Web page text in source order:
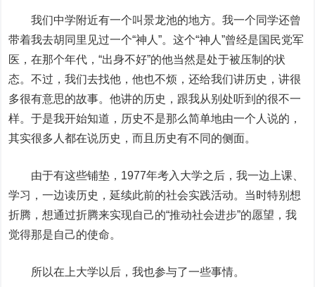
我们中学附近有一个叫景龙池的地方。我一个同学还曾
带着我去胡同里见过一个“神人”。这个“神人”曾经是国民党军
医，在那个年代，“出身不好”的他当然是处于被压制的状
态。不过，我们去找他，他也不烦，还给我们讲历史，讲很
多很有意思的故事。他讲的历史，跟我从别处听到的很不一
样。于是我开始知道，历史不是那么简单地由一个人说的，
其实很多人都在说历史，而且历史有不同的侧面。
由于有这些铺垫，1977年考入大学之后，我一边上课、
学习，一边读历史，延续此前的社会实践活动。当时特别想
折腾，想通过折腾来实现自己的“推动社会进步”的愿望，我
觉得那是自己的使命。
所以在上大学以后，我也参与了一些事情。